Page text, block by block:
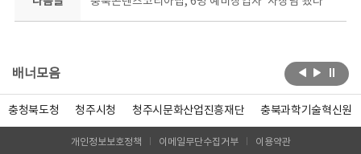
배너모음
충청북도청 청주시청 청주시문화산업진흥재단 충북과학기술혁신원
개인정보보호정책 이메일무단수집거부 이용약관